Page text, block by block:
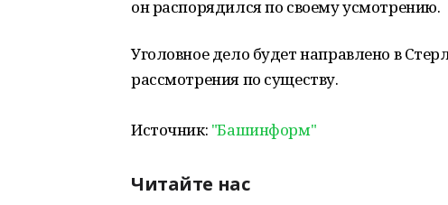
он распорядился по своему усмотрению.
Уголовное дело будет направлено в
рассмотрения по существу.
Источник: "Башинформ"
Читайте нас